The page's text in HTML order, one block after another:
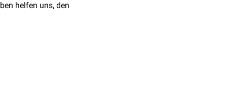
helfen uns, den